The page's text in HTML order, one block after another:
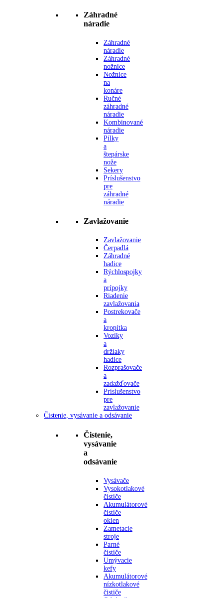
Záhradné
náradie
Záhradné
náradie
Záhradné
nožnice
Nožnice
na
konáre
Ručné
záhradné
náradie
Kombinované
náradie
Pílky
a
štepárske
nože
Sekery
Príslušenstvo
pre
záhradné
náradie
Zavlažovanie
Zavlažovanie
Čerpadlá
Záhradné
hadice
Rýchlospojky
a
prípojky
Riadenie
zavlažovania
Postrekovače
a
kropítka
Vozíky
a
držiaky
hadice
Rozprašovače
a
zadažďovače
Príslušenstvo
pre
zavlažovanie
Čistenie, vysávanie a odsávanie
Čistenie,
vysávanie
a
odsávanie
Vysávače
Vysokotlakové
čističe
Akumulátorové
čističe
okien
Zametacie
stroje
Parné
čističe
Umývacie
kefy
Akumulátorové
nízkotlakové
čističe